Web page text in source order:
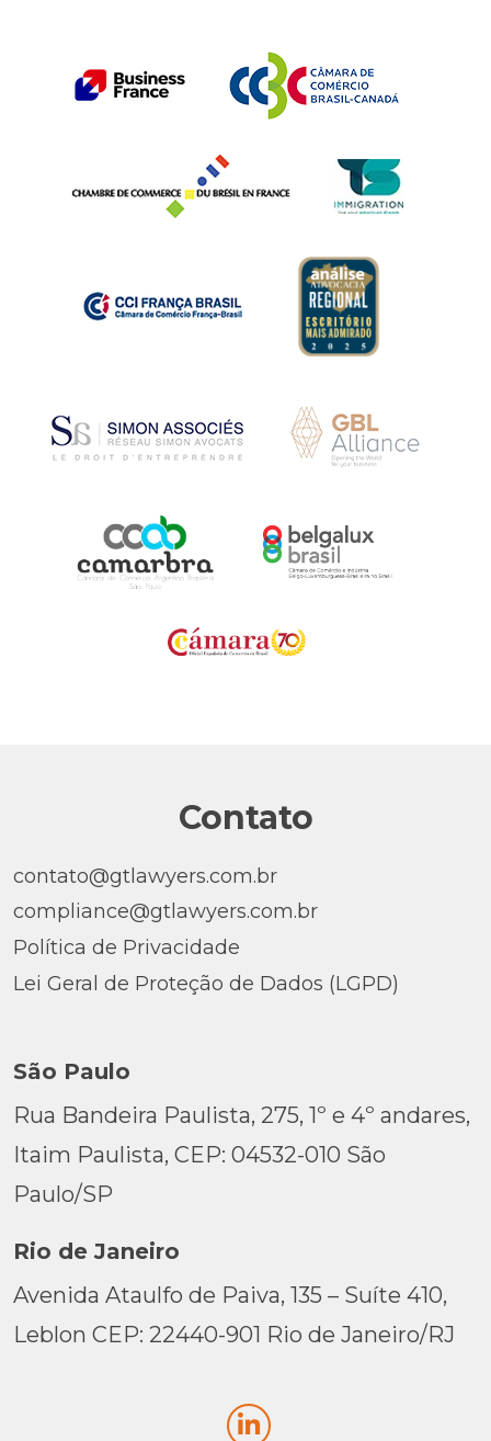
Contato
contato@gtlawyers.com.br
compliance@gtlawyers.com.br
Política de Privacidade
Lei Geral de Proteção de Dados (LGPD)
São Paulo
Rua Bandeira Paulista, 275, 1º e 4º andares,
Itaim Paulista, CEP: 04532-010 São
Paulo/SP
Rio de Janeiro
Avenida Ataulfo de Paiva, 135 – Suíte 410,
Leblon CEP: 22440-901 Rio de Janeiro/RJ